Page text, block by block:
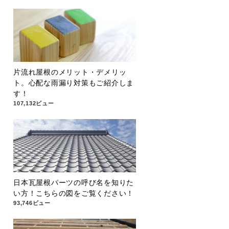
片流れ屋根のメリット・デメリッ
ト。心配な雨漏り対策もご紹介しま
す！
107,132ビュー
日本瓦屋根パーツの呼び名を知りた
い方！こちらの図をご覧ください！
93,746ビュー